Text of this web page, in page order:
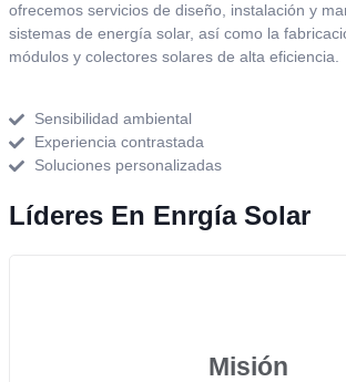
ofrecemos servicios de diseño, instalación y
sistemas de energía solar, así como la
módulos y colectores solares de alta eficiencia.
Sensibilidad ambiental
Experiencia contrastada
Soluciones personalizadas
Líderes En Enrgía Solar
Misión